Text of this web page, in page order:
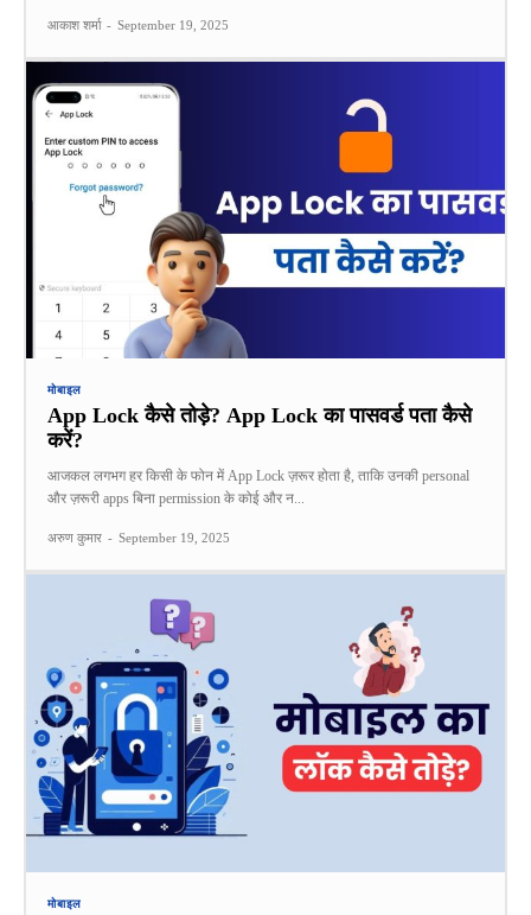
आकाश शर्मा - September 19, 2025
मोबाइल
App Lock कैसे तोड़े? App Lock का पासवर्ड पता कैसे
करें?
आजकल लगभग हर किसी के फोन में App Lock ज़रूर होता है, ताकि उनकी personal
और ज़रूरी apps बिना permission के कोई और न...
अरुण कुमार - September 19, 2025
मोबाइल